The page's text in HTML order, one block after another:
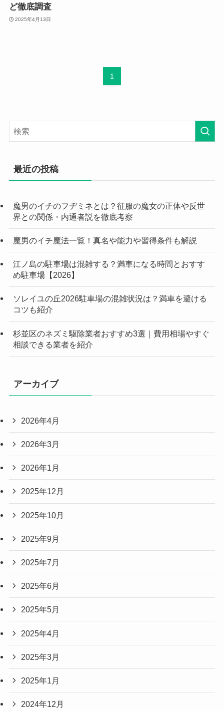
ど徹底調査
2025年4月13日
1
最近の投稿
魔男のイチのフヂミネとは？征服の魔女の正体や反世
界との関係・内通者説を徹底考察
魔男のイチ魔法一覧！真名や能力や習得条件も解説
江ノ島の駐車場は混雑する？満車になる時間とおすす
め駐車場【2026】
ソレイユの丘2026駐車場の混雑状況は？満車を避ける
コツも紹介
杉並区のネズミ駆除業者おすすめ3選｜費用相場やすぐ
相談できる業者を紹介
アーカイブ
2026年4月
2026年3月
2026年1月
2025年12月
2025年10月
2025年9月
2025年7月
2025年6月
2025年5月
2025年4月
2025年3月
2025年1月
2024年12月